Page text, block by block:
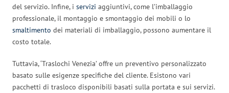
del servizio. Infine, i servizi aggiuntivi, come l’imballaggio
professionale, il montaggio e smontaggio dei mobili o lo
smaltimento dei materiali di imballaggio, possono aumentare il
costo totale.
Tuttavia, ‘Traslochi Venezia’ offre un preventivo personalizzato
basato sulle esigenze specifiche del cliente. Esistono vari
pacchetti di trasloco disponibili basati sulla portata e sui servizi.